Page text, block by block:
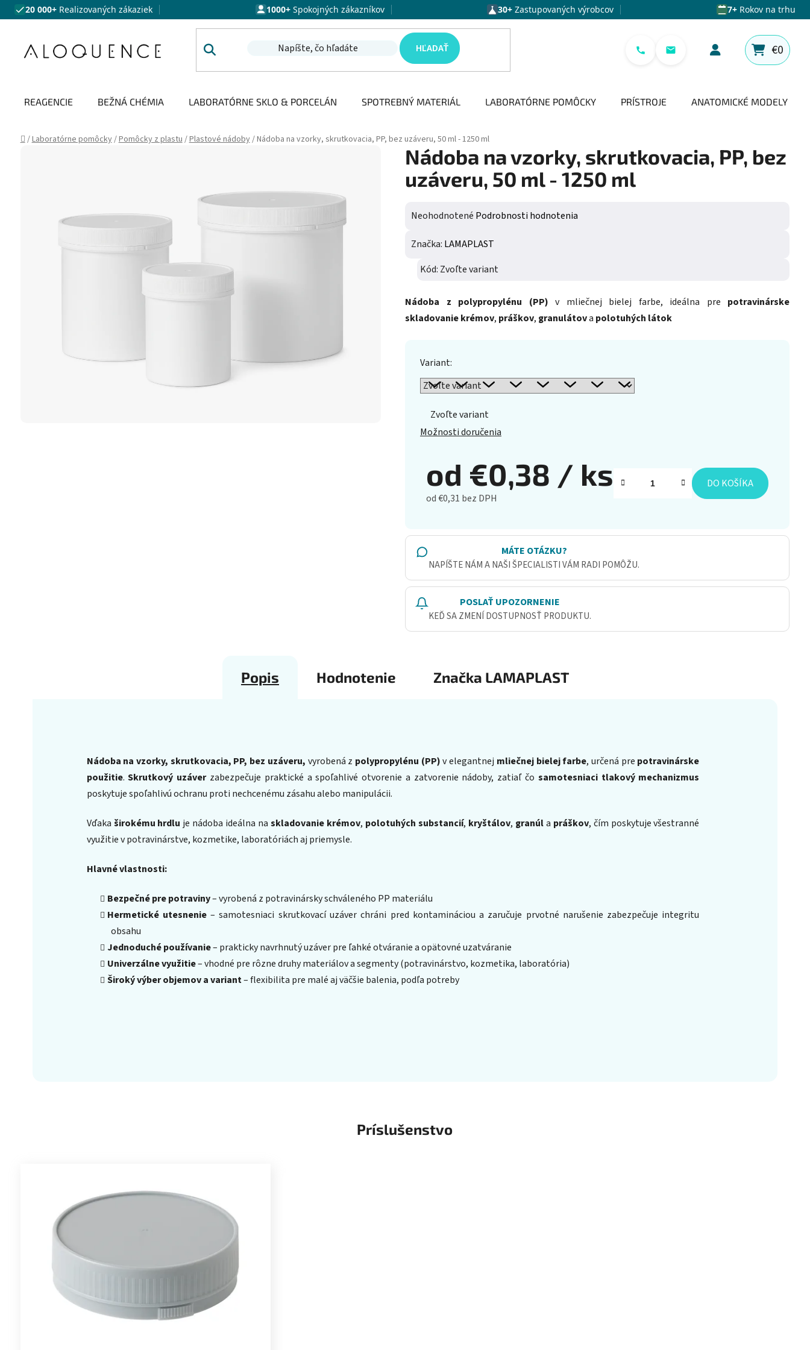
Prejsť na obsah
20 000+ Realizovaných zákaziek 1000+Spokojných zákazníkov 30+ Zastupovaných výrobcov 7+Rokov na trhu
HĽADAŤ
NÁKUPNÝ
€0
REAGENCIE BEŽNÁ CHÉMIA LABORATÓRNE SKLO & PORCELÁN SPOTREBNÝ MATERIÁL LABORATÓRNE POMÔCKY PRÍSTROJE ANATOMICKÉ MODELY
Domov
/Laboratórne pomôcky/Pomôcky z plastu /Plastové nádoby/Nádoba na vzorky, skrutkovacia, PP, bez uzáveru, 50 ml - 1250 ml
Nádoba na vzorky, skrutkovacia, PP, bez
uzáveru, 50 ml - 1250 ml
Priemerné hodnotenie produktu je 0,0 z 5 hviezdičiek.
Neohodnotené Podrobnosti hodnotenia
Značka: LAMAPLAST
Kód: Zvoľte variant
Nádoba z polypropylénu (PP) v mliečnej bielej farbe, ideálna pre potravinárske
skladovaniekrémov, práškov, granulátova polotuhých látok
Variant:
Zvoľte variant
Možnosti doručenia
od €0,38 / ks
od€0,31 bez DPH
DO KOŠÍKA
MÁTE OTÁZKU?
NAPÍŠTE NÁM A NAŠI ŠPECIALISTI VÁM RADI POMÔŽU.
POSLAŤ UPOZORNENIE
KEĎ SA ZMENÍ DOSTUPNOSŤ PRODUKTU.
Popis Hodnotenie Značka LAMAPLAST
Nádoba na vzorky, skrutkovacia, PP, bez uzáveru, vyrobená z polypropylénu (PP)v elegantnej mliečnej bielej farbe, určená pre potravinárske
použitie.Skrutkový uzáverzabezpečuje praktické a spoľahlivé otvorenie a zatvorenie nádoby, zatiaľ čo samotesniaci tlakový mechanizmus
poskytuje spoľahlivú ochranu proti nechcenému zásahu alebo manipulácii.
Vďaka širokému hrdlu je nádoba ideálna naskladovanie krémov, polotuhých substancií, kryštálov, granúla práškov, čím poskytuje všestranné
využitie v potravinárstve, kozmetike, laboratóriách aj priemysle.
Hlavné vlastnosti:
Bezpečné pre potraviny– vyrobená z potravinársky schváleného PP materiálu
Hermetické utesnenie– samotesniaci skrutkovací uzáver chráni pred kontamináciou a zaručuje prvotné narušenie zabezpečuje integritu
obsahu
Jednoduché používanie– prakticky navrhnutý uzáver pre ľahké otváranie a opätovné uzatváranie
Univerzálne využitie– vhodné pre rôzne druhy materiálov a segmenty (potravinárstvo, kozmetika, laboratória)
Široký výber objemov a variant– flexibilita pre malé aj väčšie balenia, podľa potreby
Príslušenstvo